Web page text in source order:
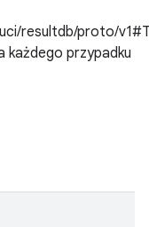
resultdb/proto/
każdego przypadku